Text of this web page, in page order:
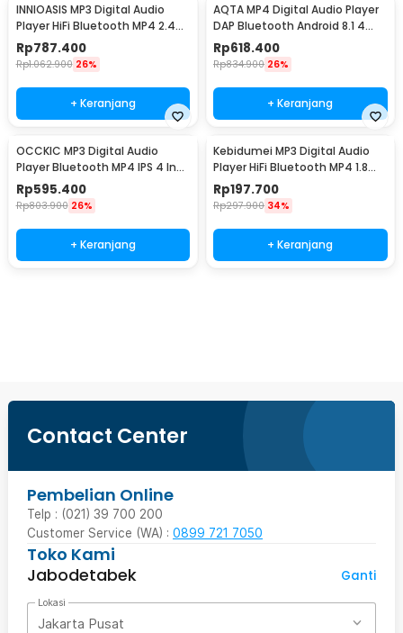
INNIOASIS MP3 Digital Audio
Player HiFi Bluetooth MP4 2.4
Inch 1250mAh - Y1
Rp787.400
Rp1.062.900 26%
+ Keranjang
AQTA MP4 Digital Audio Player
DAP Bluetooth Android 8.1 4
Inch 1750mAh - Q8
Rp618.400
Rp834.900 26%
+ Keranjang
OCCKIC MP3 Digital Audio
Player Bluetooth MP4 IPS 4 Inch
16GB 1000mAh - X20
Rp595.400
Rp803.900 26%
+ Keranjang
Kebidumei MP3 Digital Audio
Player HiFi Bluetooth MP4 1.8
Inch 210mAh - X60
Rp197.700
Rp297.900 34%
+ Keranjang
Contact Center
Pembelian Online
Telp : (021) 39 700 200
Customer Service (WA) : 0899 721 7050
Toko Kami
Jabodetabek
Ganti
Lokasi
Jakarta Pusat